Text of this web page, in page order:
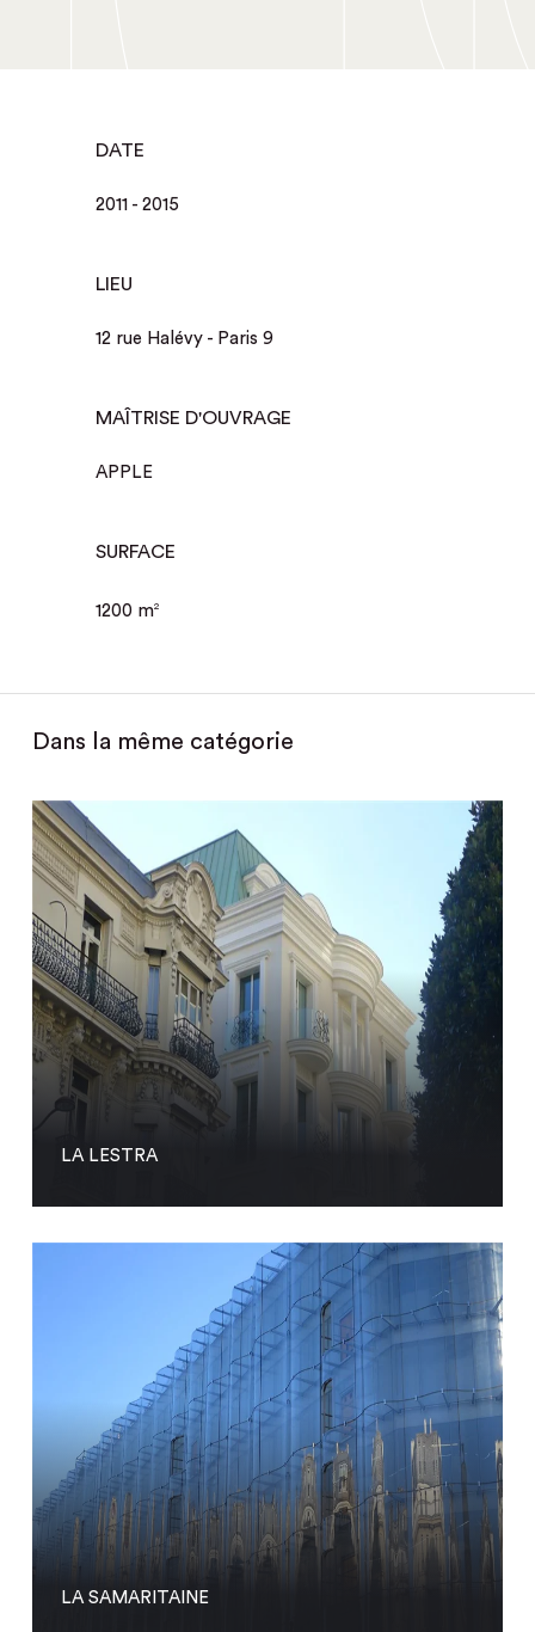
DATE
2011 - 2015
LIEU
12 rue Halévy - Paris 9
MAÎTRISE D'OUVRAGE
APPLE
SURFACE
1200 m2
Dans la même catégorie
LA LESTRA
LA SAMARITAINE